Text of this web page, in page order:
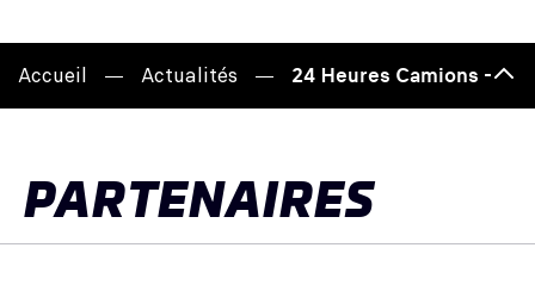
Accueil Actualités 24 Heures Camions –Haut
page
PARTENAIRES